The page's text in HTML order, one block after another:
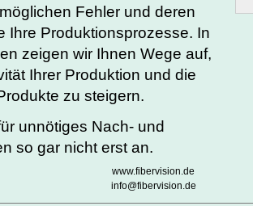
Fehler und deren
Ihre Produktionsprozesse. In
zeigen wir Ihnen Wege auf,
Ihrer Produktion und die
zu steigern.
unnötiges Nach- und
so gar nicht erst an.
www.fibervision.de
info@fibervision.de